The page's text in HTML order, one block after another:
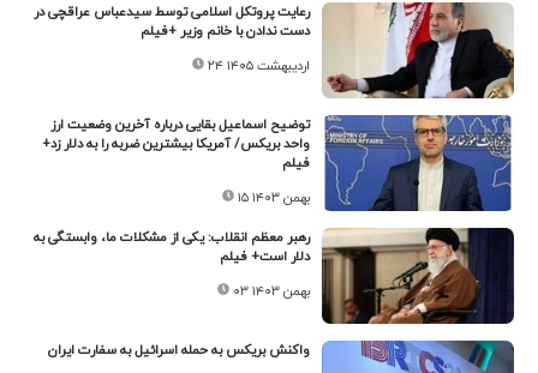
رعایت پروتکل اسلامی توسط سیدعباس عراقچی در
دست ندادن با خانم وزیر +فیلم
۲۴ اردیبهشت ۱۴۰۵
توضیح اسماعیل بقایی درباره آخرین وضعیت ارز
واحد بریکس/ آمریکا بیشترین ضربه را به دلار زد+
فیلم
۱۵ بهمن ۱۴۰۳
رهبر معظم انقلاب: یکی از مشکلات ما، وابستگی به
دلار است+ فیلم
۰۳ بهمن ۱۴۰۳
واکنش بریکس به حمله اسرائیل به سفارت ایران